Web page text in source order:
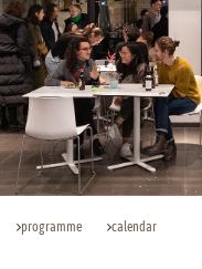
programme calendar